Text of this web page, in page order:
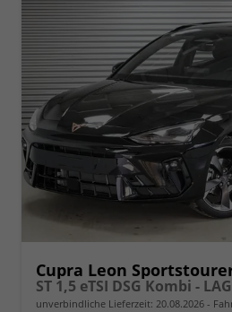
Cupra Leon
ST 1,5 eTSI DSG Kombi -
unverbindliche Lieferzeit: 20.08.2026